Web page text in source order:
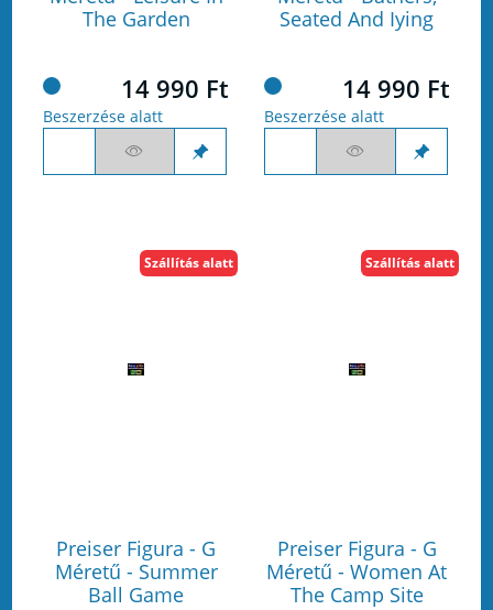
The Garden
14 990 Ft
Beszerzése alatt
Seated And Iying
14 990 Ft
Beszerzése alatt
Preiser Figura - G
Méretű - Summer
Ball Game
Szállítás alatt
Preiser Figura - G
Méretű - Women At
The Camp Site
Szállítás alatt